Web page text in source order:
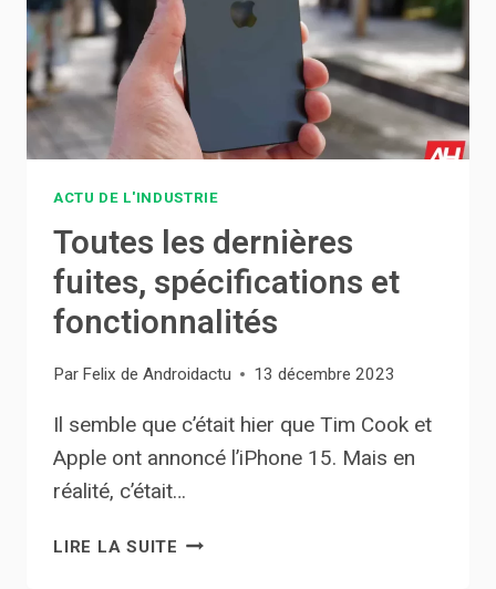
LE
PRÉFÉRER
À
GPT-
4
ACTU DE L'INDUSTRIE
Toutes les dernières
fuites, spécifications et
fonctionnalités
Par Felix de Androidactu 13 décembre 2023
Il semble que c’était hier que Tim Cook et
Apple ont annoncé l’iPhone 15. Mais en
réalité, c’était…
LIRE LA SUITE TOUTES